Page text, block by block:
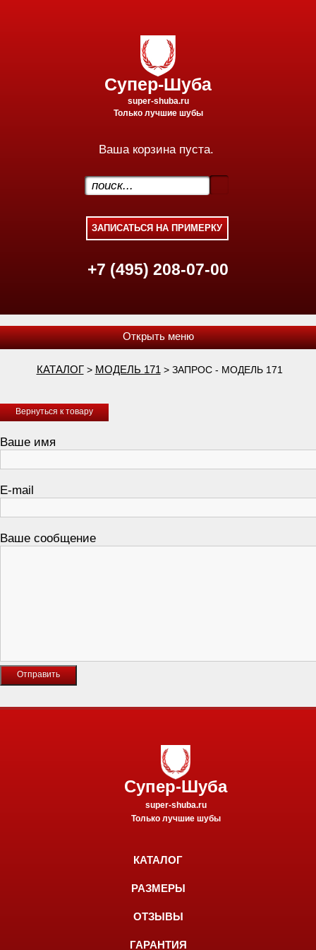
Супер-Шуба
super-shuba.ru
Только лучшие шубы
Ваша корзина пуста.
.
+7 (495) 208-07-00
КАТАЛОГ> МОДЕЛЬ 171 > ЗАПРОС - МОДЕЛЬ 171
Вернуться к товару
Ваше имя
E-mail
Ваше сообщение
Супер-Шуба
super-shuba.ru
Только лучшие шубы
КАТАЛОГ
РАЗМЕРЫ
ОТЗЫВЫ
ГАРАНТИЯ